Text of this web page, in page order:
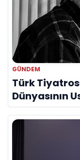
GÜNDEM
Türk
Dünyasının
Hayatını